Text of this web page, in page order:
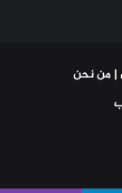
|من نحن